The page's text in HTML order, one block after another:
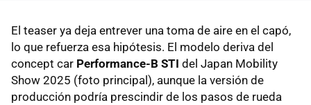
El teaser ya deja entrever una toma de aire en el capó,
lo que refuerza esa hipótesis. El modelo deriva del
concept car Performance-B STI del Japan Mobility
Show 2025 (foto principal), aunque la versión de
producción podría prescindir de los pasos de rueda